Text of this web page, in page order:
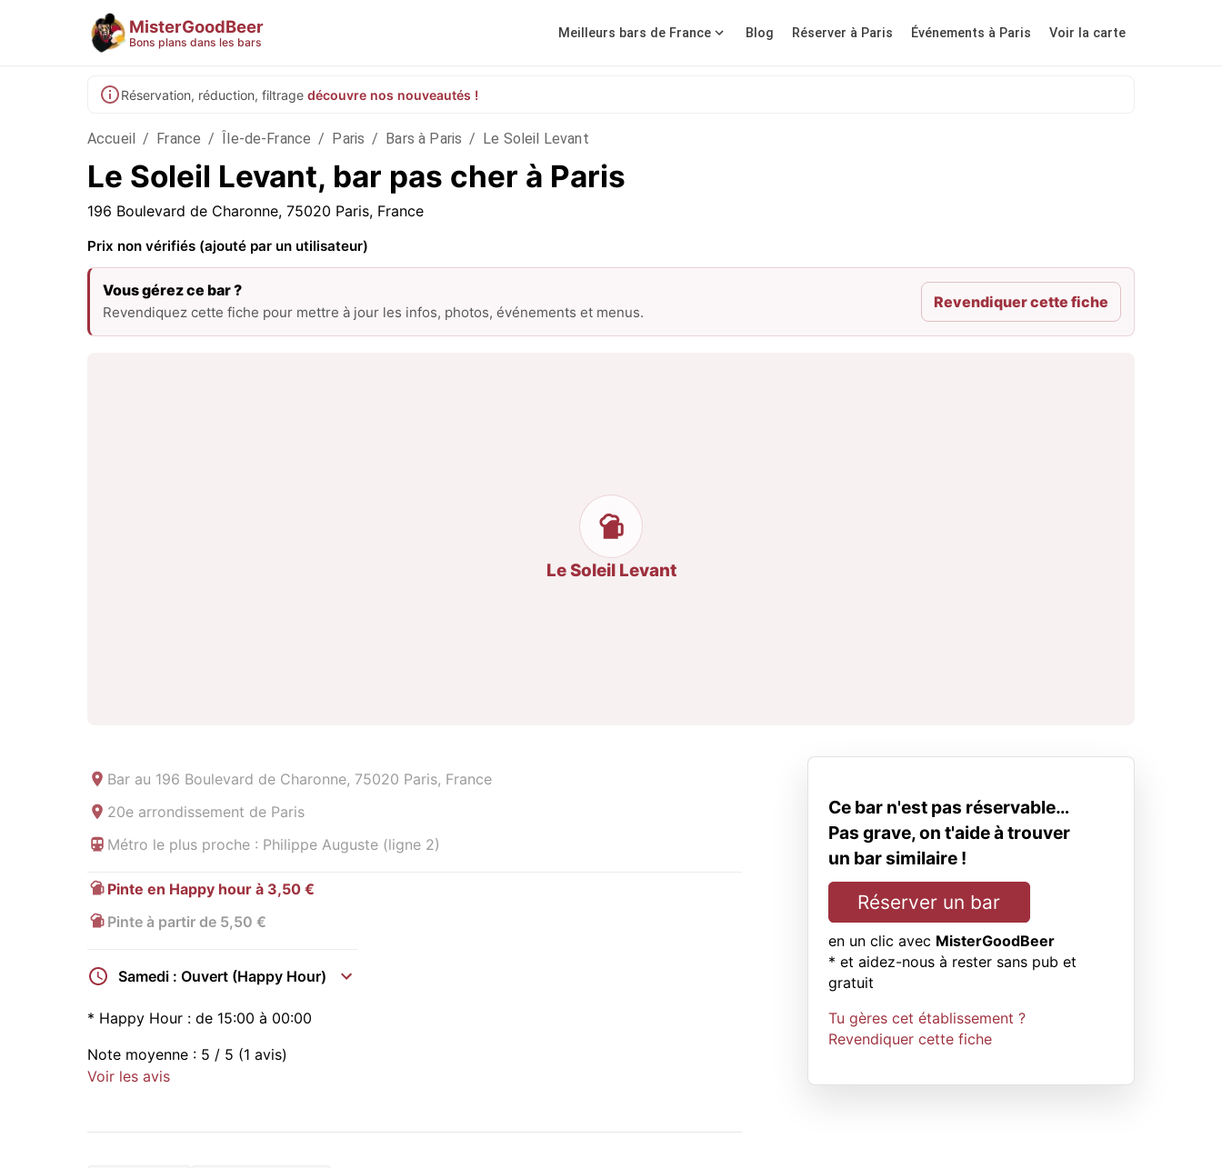
MisterGoodBeer
Bons plans dans les bars
Meilleurs bars de France Blog Réserver à Paris Événements à Paris Voir la carte
Réservation, réduction, filtrage découvre nos nouveautés !
Accueil / France / Île-de-France / Paris / Bars à Paris / Le Soleil Levant
Le Soleil Levant, bar pas cher à Paris
196 Boulevard de Charonne, 75020 Paris, France
Prix non vérifiés (ajouté par un utilisateur)
Vous gérez ce bar ?
Revendiquez cette fiche pour mettre à jour les infos, photos, événements et menus.
Revendiquer cette fiche
Le Soleil Levant
Bar au 196 Boulevard de Charonne, 75020 Paris, France
20e arrondissement de Paris
Métro le plus proche : Philippe Auguste (ligne 2)
Pinte en Happy hour à 3,50 €
Pinte à partir de 5,50 €
Samedi : Ouvert (Happy Hour)
* Happy Hour : de 15:00 à 00:00
Note moyenne : 5 / 5 (1 avis)
Voir les avis
Ce bar n'est pas réservable…
Pas grave, on t'aide à trouver
un bar similaire !
Réserver un bar
en un clic avec MisterGoodBeer
* et aidez-nous à rester sans pub et
gratuit
Tu gères cet établissement ?
Revendiquer cette fiche